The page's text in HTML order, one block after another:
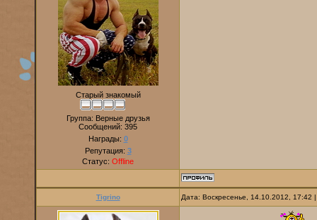
Старый знакомый
Группа: Верные друзья
Сообщений: 395
Награды: 0
Репутация: 3
Статус: Offline
Tigrino Дата: Воскресенье, 14.10.2012,